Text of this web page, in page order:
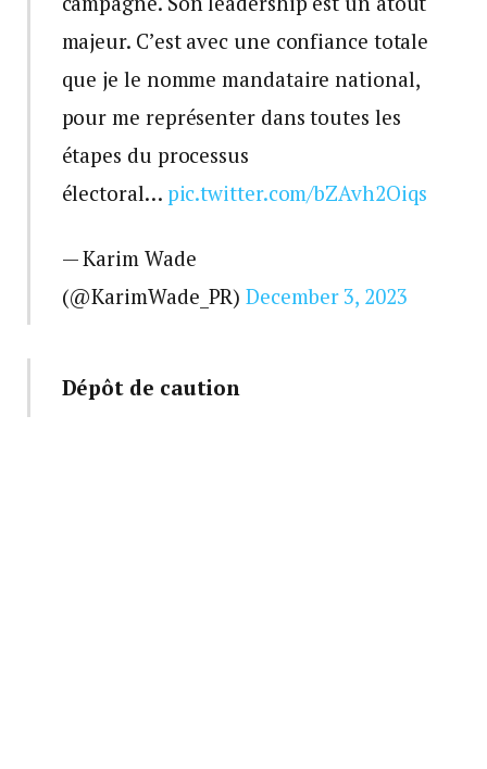
majeur. C’est avec une confiance totale
que je le nomme mandataire national,
pour me représenter dans toutes les
étapes du processus
électoral… pic.twitter.com/bZAvh2Oiqs
— Karim Wade
(@KarimWade_PR)December 3, 2023
Dépôt de caution